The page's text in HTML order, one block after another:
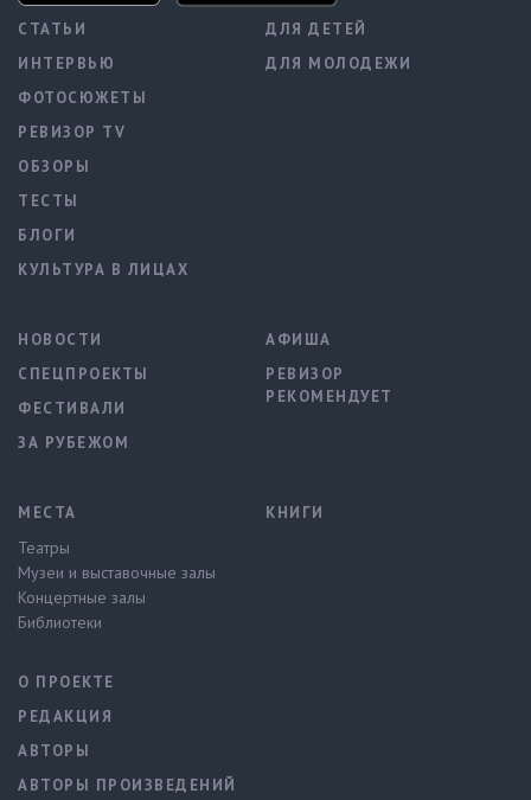
СТАТЬИ
ИНТЕРВЬЮ
ФОТОСЮЖЕТЫ
РЕВИЗОР TV
ОБЗОРЫ
ТЕСТЫ
БЛОГИ
КУЛЬТУРА В ЛИЦАХ
ДЛЯ ДЕТЕЙ
ДЛЯ МОЛОДЕЖИ
НОВОСТИ
СПЕЦПРОЕКТЫ
ФЕСТИВАЛИ
ЗА РУБЕЖОМ
АФИША
РЕВИЗОР
РЕКОМЕНДУЕТ
МЕСТА
Театры
Музеи и выставочные залы
Концертные залы
Библиотеки
КНИГИ
О ПРОЕКТЕ
РЕДАКЦИЯ
АВТОРЫ
АВТОРЫ ПРОИЗВЕДЕНИЙ